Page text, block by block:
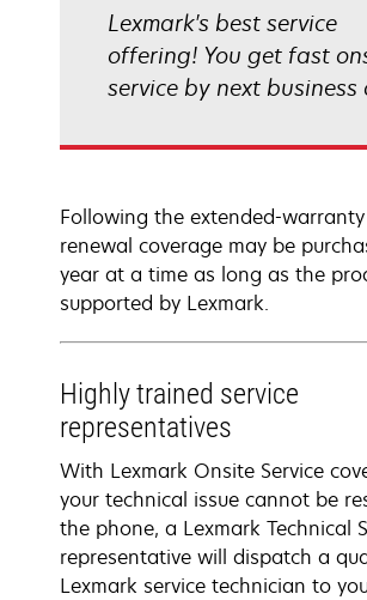
Lexmark's best service
offering! You get fast
service by next business
Following the extended-
renewal coverage may be
year at a time as long as the
supported by Lexmark.
Highly trained service
representatives
With Lexmark Onsite Service
your technical issue cannot be
the phone, a Lexmark Technical
representative will dispatch a
Lexmark service technician to